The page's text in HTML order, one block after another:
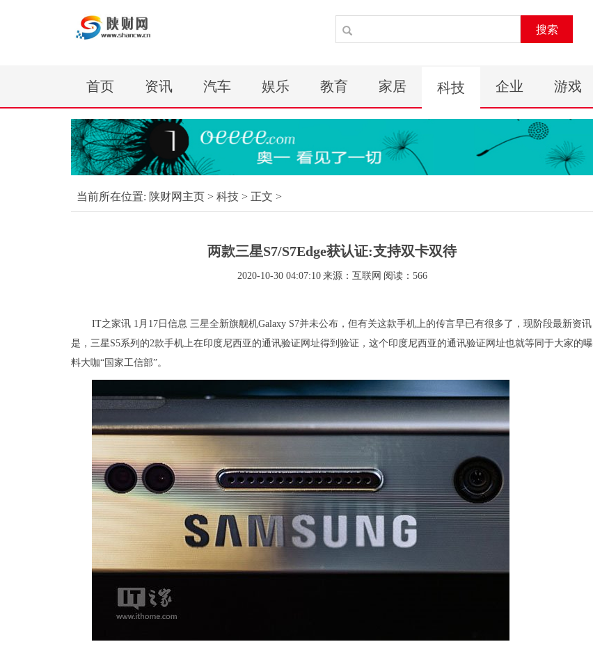
搜索
首页 资讯 汽车 娱乐 教育 家居 科技 企业 游戏
当前所在位置: 陕财网主页 > 科技 > 正文 >
两款三星S7/S7Edge获认证:支持双卡双待
2020-10-30 04:07:10 来源：互联网 阅读：566
IT之家讯 1月17日信息 三星全新旗舰机Galaxy S7并未公布，但有关这款手机上的传言早已有很多了，现阶段最新资讯
是，三星S5系列的2款手机上在印度尼西亚的通讯验证网址得到验证，这个印度尼西亚的通讯验证网址也就等同于大家的曝
料大咖“国家工信部”。